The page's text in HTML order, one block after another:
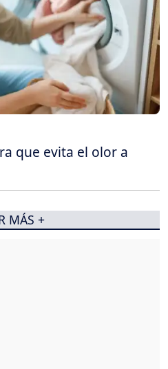
que evita el olor a
MÁS +